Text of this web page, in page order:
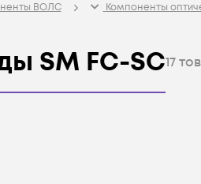
ВОЛС Компоненты
SM FC-SC17